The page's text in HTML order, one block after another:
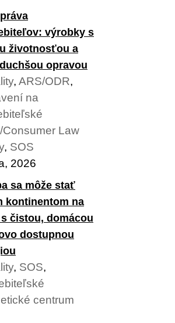
výrobky s
životnosťou a
opravou
, ARS/ODR,
na
Consumer Law
, SOS
2026
sa môže stať
kontinentom na
čistou, domácou
dostupnou
, SOS,
centrum